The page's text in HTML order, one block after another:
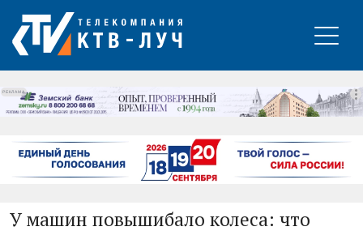
РЕКЛАМА
У машин повышибало колеса: что